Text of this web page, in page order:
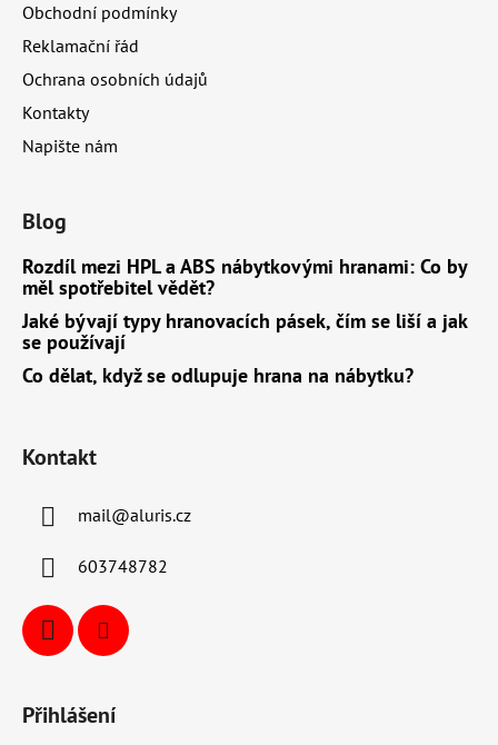
Obchodní podmínky
Reklamační řád
Ochrana osobních údajů
Kontakty
Napište nám
Blog
Rozdíl mezi HPL a ABS nábytkovými hranami: Co by
měl spotřebitel vědět?
Jaké bývají typy hranovacích pásek, čím se liší a jak
se používají
Co dělat, když se odlupuje hrana na nábytku?
Kontakt
mail@aluris.cz
603748782
Přihlášení